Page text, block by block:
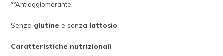
°°Antiagglomerante.
Senza glutine e senza lattosio.
Caratteristiche nutrizionali